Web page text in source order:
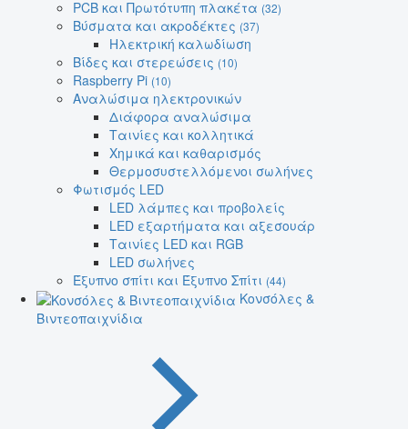
PCB και Πρωτότυπη πλακέτα (32)
Βύσματα και ακροδέκτες (37)
Ηλεκτρική καλωδίωση
Βίδες και στερεώσεις (10)
Raspberry Pi (10)
Αναλώσιμα ηλεκτρονικών
Διάφορα αναλώσιμα
Ταινίες και κολλητικά
Χημικά και καθαρισμός
Θερμοσυστελλόμενοι σωλήνες
Φωτισμός LED
LED λάμπες και προβολείς
LED εξαρτήματα και αξεσουάρ
Ταινίες LED και RGB
LED σωλήνες
Έξυπνο σπίτι και Έξυπνο Σπίτι (44)
Κονσόλες &
Βιντεοπαιχνίδια